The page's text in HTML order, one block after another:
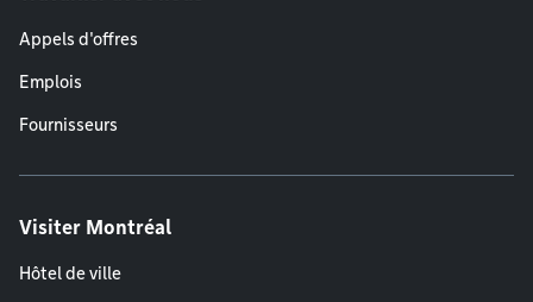
Appels d'offres
Emplois
Fournisseurs
Visiter Montréal
Hôtel de ville